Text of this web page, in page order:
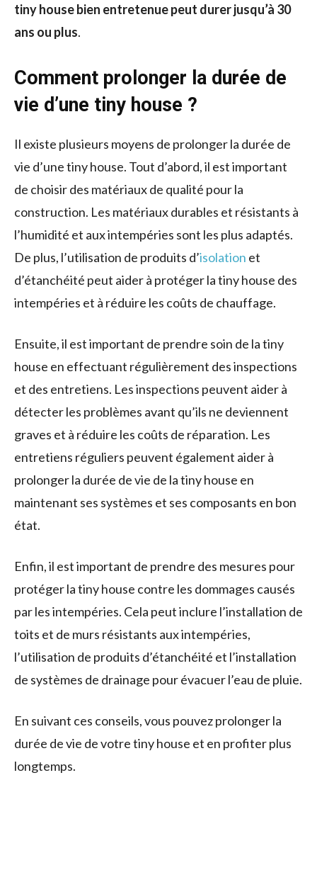
tiny house bien entretenue peut durer jusqu’à 30
ans ou plus.
Comment prolonger la durée de
vie d’une tiny house ?
Il existe plusieurs moyens de prolonger la durée de
vie d’une tiny house. Tout d’abord, il est important
de choisir des matériaux de qualité pour la
construction. Les matériaux durables et résistants à
l’humidité et aux intempéries sont les plus adaptés.
De plus, l’utilisation de produits d’isolation et
d’étanchéité peut aider à protéger la tiny house des
intempéries et à réduire les coûts de chauffage.
Ensuite, il est important de prendre soin de la tiny
house en effectuant régulièrement des inspections
et des entretiens. Les inspections peuvent aider à
détecter les problèmes avant qu’ils ne deviennent
graves et à réduire les coûts de réparation. Les
entretiens réguliers peuvent également aider à
prolonger la durée de vie de la tiny house en
maintenant ses systèmes et ses composants en bon
état.
Enfin, il est important de prendre des mesures pour
protéger la tiny house contre les dommages causés
par les intempéries. Cela peut inclure l’installation de
toits et de murs résistants aux intempéries,
l’utilisation de produits d’étanchéité et l’installation
de systèmes de drainage pour évacuer l’eau de pluie.
En suivant ces conseils, vous pouvez prolonger la
durée de vie de votre tiny house et en profiter plus
longtemps.